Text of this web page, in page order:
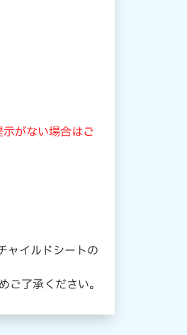
がない場合はご
ャイルドシートの
了承ください。